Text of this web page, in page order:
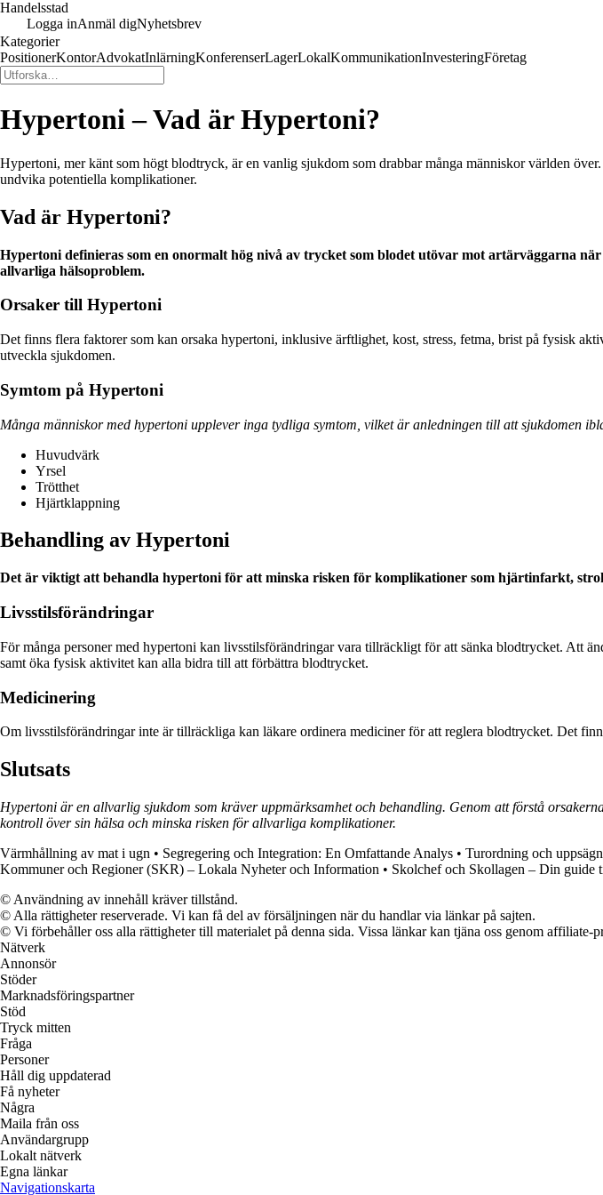
Handelsstad
Logga inAnmäl digNyhetsbrev
Kategorier
PositionerKontorAdvokatInlärningKonferenserLagerLokalKommunikationInvesteringFöretag
Hypertoni – Vad är Hypertoni?
Hypertoni, mer känt som högt blodtryck, är en vanlig sjukdom som drabbar många människor världen
undvika potentiella komplikationer.
Vad är Hypertoni?
Hypertoni definieras som en onormalt hög nivå av trycket som blodet utövar mot artärväggarna
allvarliga hälsoproblem.
Orsaker till Hypertoni
Det finns flera faktorer som kan orsaka hypertoni, inklusive ärftlighet, kost, stress, fetma, brist på fysisk
utveckla sjukdomen.
Symtom på Hypertoni
Många människor med hypertoni upplever inga tydliga symtom, vilket är anledningen till att sjukdomen
Huvudvärk
Yrsel
Trötthet
Hjärtklappning
Behandling av Hypertoni
Det är viktigt att behandla hypertoni för att minska risken för komplikationer som hjärtinfarkt,
Livsstilsförändringar
För många personer med hypertoni kan livsstilsförändringar vara tillräckligt för att sänka blodtrycket. Att
samt öka fysisk aktivitet kan alla bidra till att förbättra blodtrycket.
Medicinering
Om livsstilsförändringar inte är tillräckliga kan läkare ordinera mediciner för att reglera blodtrycket. Det
Slutsats
Hypertoni är en allvarlig sjukdom som kräver uppmärksamhet och behandling. Genom att förstå
kontroll över sin hälsa och minska risken för allvarliga komplikationer.
Värmhållning av mat i ugn • Segregering och Integration: En Omfattande Analys • Turordning och
Kommuner och Regioner (SKR) – Lokala Nyheter och Information • Skolchef och Skollagen – Din guide
© Användning av innehåll kräver tillstånd.
© Alla rättigheter reserverade. Vi kan få del av försäljningen när du handlar via länkar på sajten.
© Vi förbehåller oss alla rättigheter till materialet på denna sida. Vissa länkar kan tjäna oss genom
Nätverk
Annonsör
Stöder
Marknadsföringspartner
Stöd
Tryck mitten
Fråga
Personer
Håll dig uppdaterad
Få nyheter
Några
Maila från oss
Användargrupp
Lokalt nätverk
Egna länkar
Navigationskarta